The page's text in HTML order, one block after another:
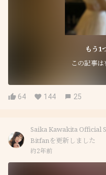
もう1
この記事
64 144 25
Saika Kawakita Official
Bitfanを更新しました
約2年前